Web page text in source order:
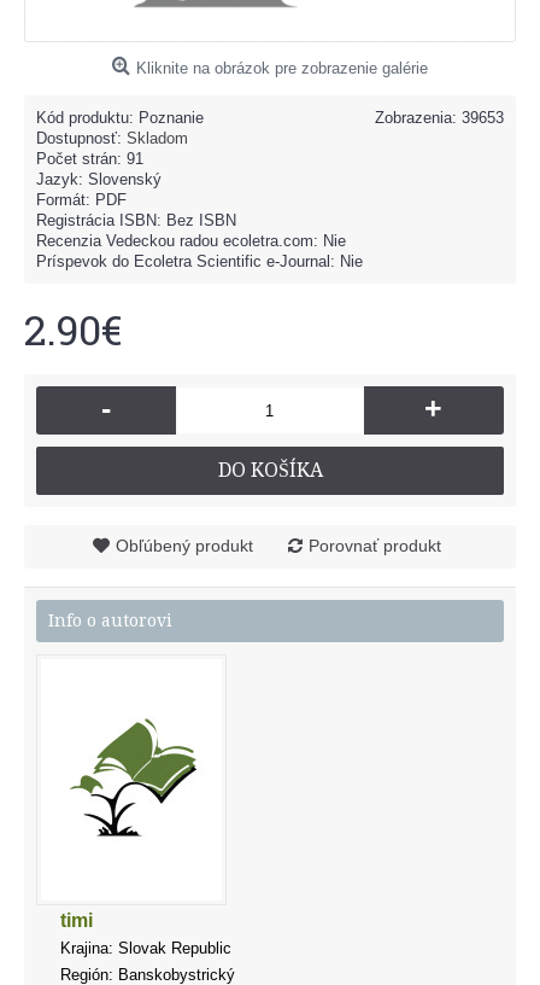
Kliknite na obrázok pre zobrazenie galérie
Zobrazenia: 39653
Kód produktu: Poznanie
Dostupnosť: Skladom
Počet strán: 91
Jazyk: Slovenský
Formát: PDF
Registrácia ISBN: Bez ISBN
Recenzia Vedeckou radou ecoletra.com: Nie
Príspevok do Ecoletra Scientific e-Journal: Nie
2.90€
- +
DO KOŠÍKA
Obľúbený produkt Porovnať produkt
Info o autorovi
timi
Krajina: Slovak Republic
Región: Banskobystrický